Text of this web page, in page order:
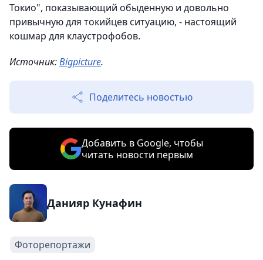
Токио", показывающий обыденную и довольно
привычную для токийцев ситуацию, - настоящий
кошмар для клаустрофобов.
Источник:Bigpicture.
Поделитесь новостью
Добавить в Google, чтобы
читать новости первым
Данияр Кунафин
Фоторепортажи